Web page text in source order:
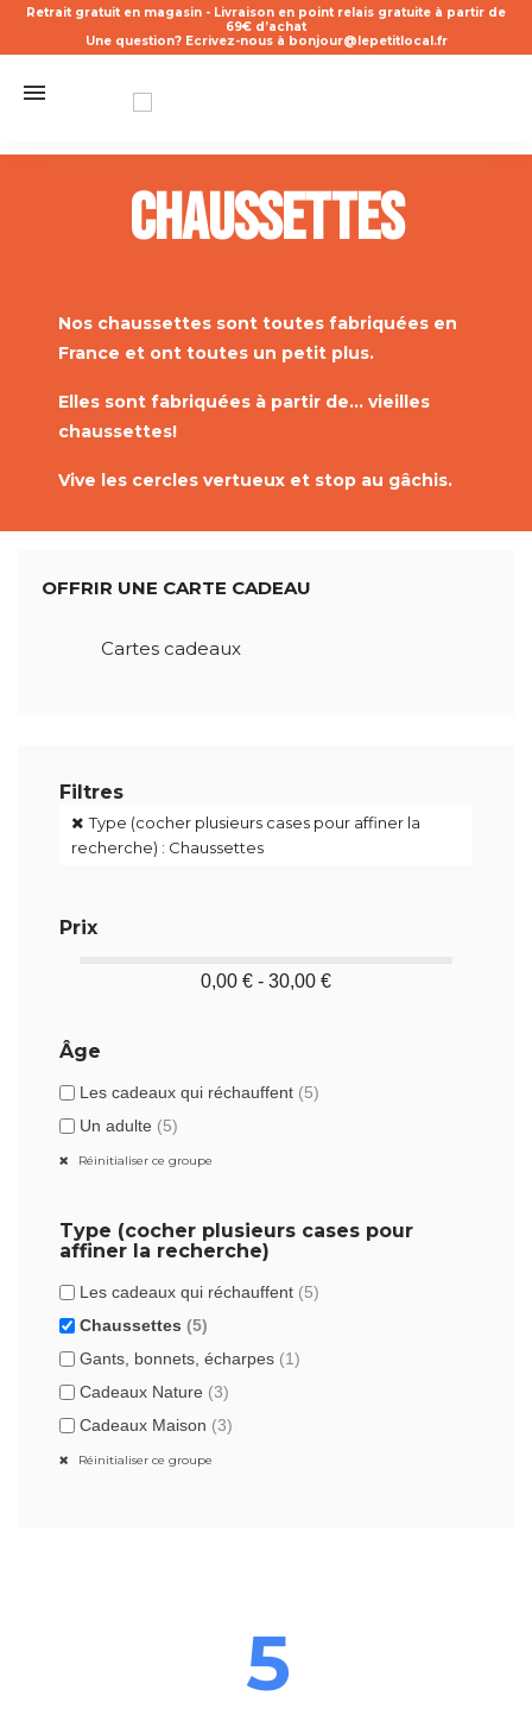
Retrait gratuit en magasin - Livraison en point relais gratuite à partir de
69€ d’achat
Une question? Ecrivez-nous à bonjour@lepetitlocal.fr
Chaussettes
Nos chaussettes sont toutes fabriquées en
France et ont toutes un petit plus.
Elles sont fabriquées à partir de... vieilles
chaussettes!
Vive les cercles vertueux et stop au gâchis.
OFFRIR UNE CARTE CADEAU
Cartes cadeaux
Filtres
Type (cocher plusieurs cases pour affiner la
recherche) : Chaussettes
Prix
0,00 € - 30,00 €
Âge
Les cadeaux qui réchauffent (5)
Un adulte (5)
Réinitialiser ce groupe
Type (cocher plusieurs cases pour
affiner la recherche)
Les cadeaux qui réchauffent (5)
Chaussettes (5)
Gants, bonnets, écharpes (1)
Cadeaux Nature (3)
Cadeaux Maison (3)
Réinitialiser ce groupe
5